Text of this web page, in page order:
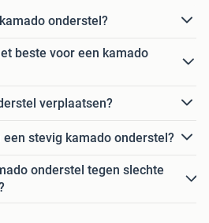
onderstel?
beste voor een kamado
verplaatsen?
stevig kamado onderstel?
onderstel tegen slechte